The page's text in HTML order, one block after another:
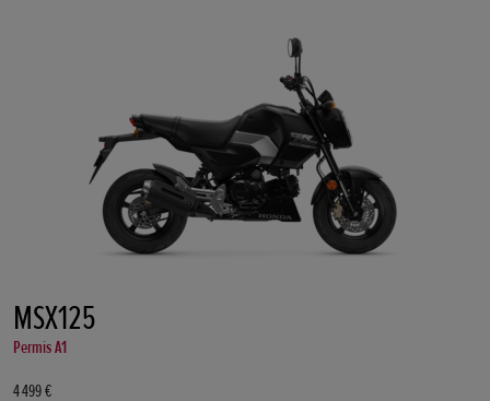
MSX125
Permis A1
4 499 €